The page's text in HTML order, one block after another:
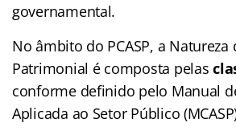
governamental.
No âmbito do PCASP, a
Patrimonial é composta pelas
conforme definido pelo Manual
Aplicada ao Setor Público